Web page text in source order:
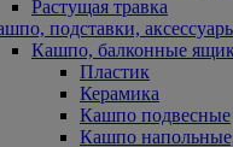
Растущая травка
подставки,
Кашпо, балконные
Пластик
Керамика
Кашпо подвесные
Кашпо